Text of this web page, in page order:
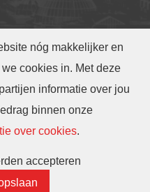
nóg makkelijker en
cookies in. Met deze
informatie over jou
binnen onze
over cookies.
accepteren